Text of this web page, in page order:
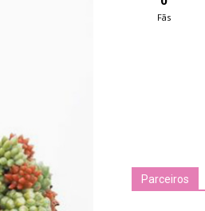
Fãs
Parceiros